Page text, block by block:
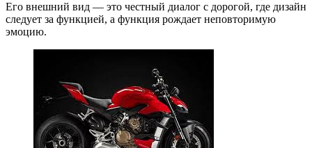
Его внешний вид — это честный диалог с дорогой, где дизайн
следует за функцией, а функция рождает неповторимую
эмоцию.